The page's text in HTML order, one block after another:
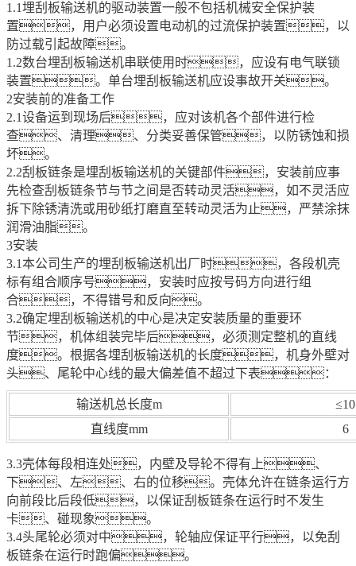
1.1埋刮板输送机的驱动装置一般不包括机械安全保护装
置，用户必须设置电动机的过流保护装置，以
防过载引起故障。
1.2数台埋刮板输送机串联使用时，应设有电气联锁
装置。单台埋刮板输送机应设事故开关。
2安装前的准备工作
2.1设备运到现场后，应对该机各个部件进行检
查、清理、分类妥善保管，以防锈蚀和损
坏。
2.2刮板链条是埋刮板输送机的关键部件，安装前应事
先检查刮板链条节与节之间是否转动灵活，如不灵活应
拆下除锈清洗或用砂纸打磨直至转动灵活为止，严禁涂抹
润滑油脂。
3安装
3.1本公司生产的埋刮板输送机出厂时，各段机壳
标有组合顺序号，安装时应按号码方向进行组
合，不得错号和反向。
3.2确定埋刮板输送机的中心是决定安装质量的重要环
节，机体组装完毕后，必须测定整机的直线
度。根据各埋刮板输送机的长度，机身外壁对
头、尾轮中心线的最大偏差值不超过下表：
输送机总长度m
≤10
直线度mm
6
3.3壳体每段相连处，内壁及导轮不得有上、
下、左、右的位移。壳体允许在链条运行方
向前段比后段低，以保证刮板链条在运行时不发生
卡、碰现象。
3.4头尾轮必须对中，轮轴应保证平行，以免刮
板链条在运行时跑偏。